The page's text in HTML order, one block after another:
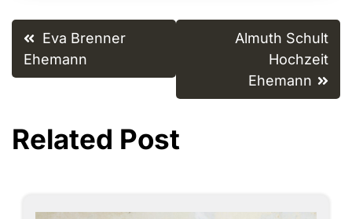
Post
navigation
Eva Brenner
Ehemann
Almuth Schult
Hochzeit
Ehemann
Related Post